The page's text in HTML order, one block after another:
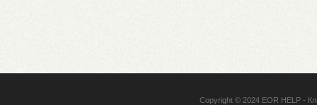
Copyright © 2024 EOR HELP-